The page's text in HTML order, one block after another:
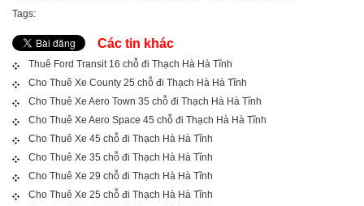
Tags:
Các tin khác
Thuê Ford Transit 16 chỗ đi Thạch Hà Hà Tĩnh
Cho Thuê Xe County 25 chỗ đi Thạch Hà Hà Tĩnh
Cho Thuê Xe Aero Town 35 chỗ đi Thạch Hà Hà Tĩnh
Cho Thuê Xe Aero Space 45 chỗ đi Thạch Hà Hà Tĩnh
Cho Thuê Xe 45 chỗ đi Thạch Hà Hà Tĩnh
Cho Thuê Xe 35 chỗ đi Thạch Hà Hà Tĩnh
Cho Thuê Xe 29 chỗ đi Thạch Hà Hà Tĩnh
Cho Thuê Xe 25 chỗ đi Thạch Hà Hà Tĩnh